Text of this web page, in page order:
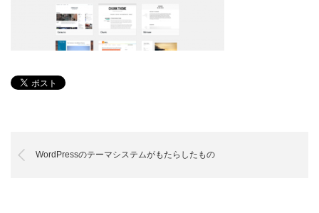
WordPressのテーマシステムがもたらしたもの